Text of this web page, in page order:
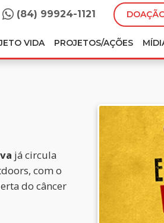
(84) 99924-1121
VIDA PROJETOS/AÇÕES
já circula
com o
do câncer